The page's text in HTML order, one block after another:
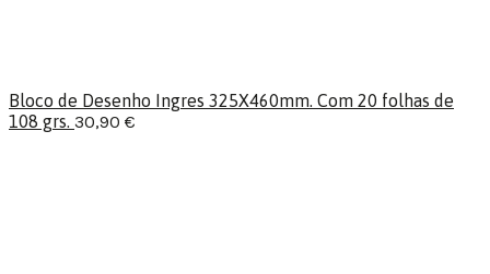
Bloco de Desenho Ingres 325X460mm. Com 20 folhas de
108 grs. 30,90 €